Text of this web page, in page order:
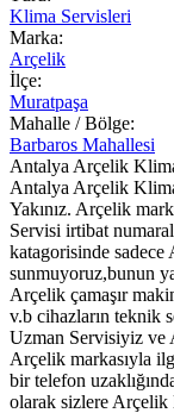
Klima Servisleri
Marka:
Arçelik
İlçe:
Muratpaşa
Mahalle / Bölge:
Barbaros Mahallesi
Antalya Arçelik
Antalya Arçelik
Yakınız. Arçelik
Servisi irtibat
katagorisinde
sunmuyoruz,bunun
Arçelik çamaşır
v.b cihazların teknik
Uzman Servisiyiz ve
Arçelik markasıyla
bir telefon
olarak sizlere Arçelik